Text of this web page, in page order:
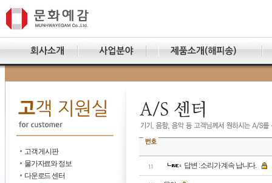
고객 게시판
물가자료와 정보
다운로드 센터
11 답변 : 소리가 계속 납니다.